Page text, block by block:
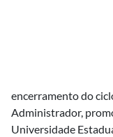
encerramento do
Administrador,
Universidade